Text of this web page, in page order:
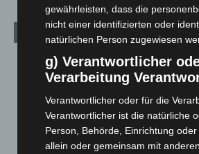
Blaulicht
Corona-News
Hannover und Region
Langenhagen und Ortsteile
Leserbriefe
gewährleisten, dass die
nicht einer identifizierten oder
natürlichen Person zugewiesen
g) Verantwortlicher
Verarbeitung
Verantwortlicher oder für die
Verantwortlicher ist die natürliche
Person, Behörde, Einrichtung
allein oder gemeinsam mit